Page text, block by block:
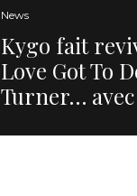
News
Kygo fait
Love Got To
Turner…